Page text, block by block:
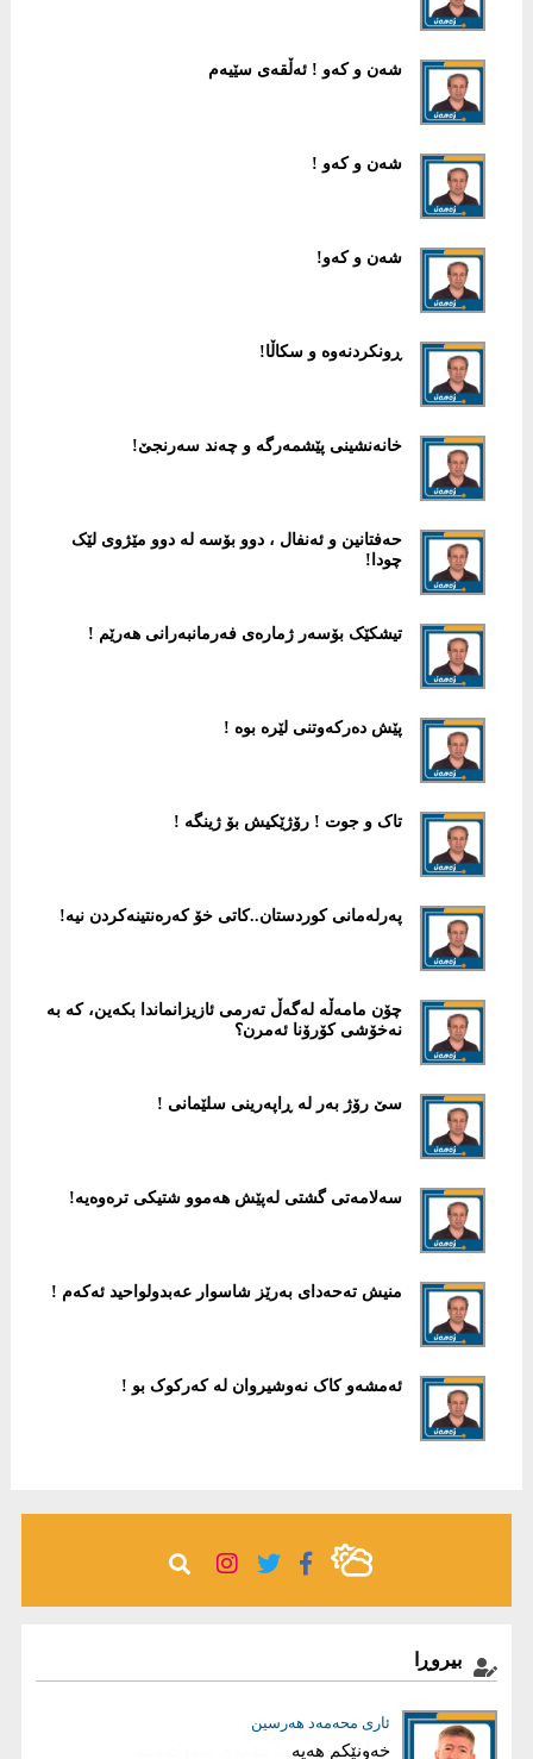
شەن و کەو ! ئه‌ڵقه‌ی سێیه‌م
شەن و کەو !
شەن و کەو!
ڕونکردنەوە و سکاڵا!
خانەنشینی پێشمەرگە و چەند سەرنجێ!
حەفتانین و ئەنفال ، دوو بۆسە لە دوو مێژوی لێک
چودا!
تیشکێک بۆسەر ژمارەی فەرمانبەرانی هەرێم !
پێش دەرکەوتنی لێرە بوە !
تاک و جوت ! رۆژێکیش بۆ ژینگە !
پەرلەمانی کوردستان..کاتی خۆ کەرەنتینەکردن نیە!
چۆن مامەڵە لەگەڵ تەرمی ئازیزانماندا بکەین، کە بە
نەخۆشی کۆرۆنا ئەمرن؟
سێ رۆژ بەر لە ڕاپەرینی سلێمانی !
سەلامەتی گشتی لەپێش هەموو شتیکی ترەوەیە!
منیش تەحەدای بەرێز شاسوار عەبدولواحید ئەکەم !
ئەمشەو کاک نەوشیروان لە کەرکوک بو !
بیروڕا
ئاری محەمەد هەرسین
خەونێکم هەیە
عیماد ئه‌حمه‌د
بریاری دروست؛ بناغەی سەرکەوتنە